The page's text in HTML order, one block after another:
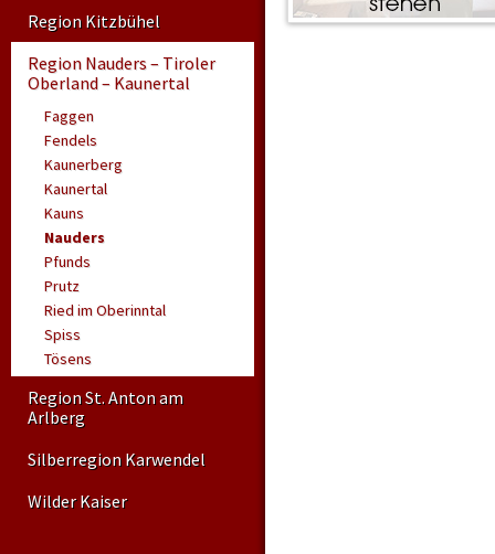
Region Kitzbühel
Region Nauders – Tiroler
Oberland – Kaunertal
Faggen
Fendels
Kaunerberg
Kaunertal
Kauns
Nauders
Pfunds
Prutz
Ried im Oberinntal
Spiss
Tösens
Region St. Anton am
Arlberg
Silberregion Karwendel
Wilder Kaiser